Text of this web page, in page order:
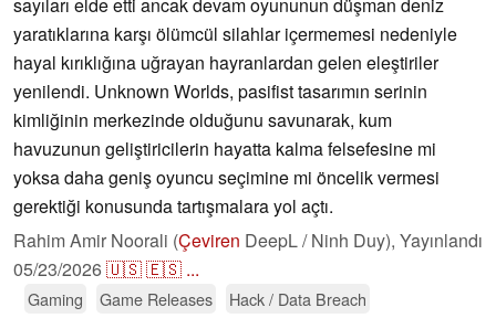
yaratıklarına karşı ölümcül silahlar içermemesi nedeniyle
hayal kırıklığına uğrayan hayranlardan gelen eleştiriler
yenilendi. Unknown Worlds, pasifist tasarımın serinin
kimliğinin merkezinde olduğunu savunarak, kum
havuzunun geliştiricilerin hayatta kalma felsefesine mi
yoksa daha geniş oyuncu seçimine mi öncelik vermesi
gerektiği konusunda tartışmalara yol açtı.
Rahim Amir Noorali (Çeviren DeepL / Ninh Duy), Yayınlandı
05/23/2026🇺🇸🇪🇸 ...
Gaming Game Releases Hack / Data Breach